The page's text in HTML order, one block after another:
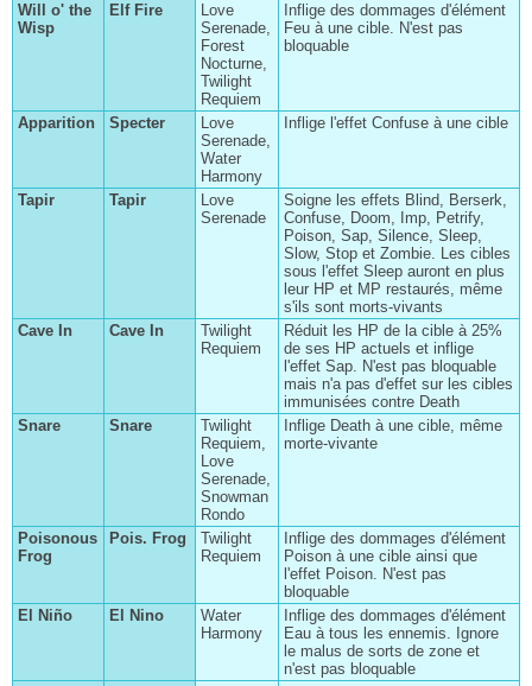
Will o' the
Wisp
Elf Fire
Love
Serenade,
Forest
Nocturne,
Twilight
Requiem
Inflige des dommages d'élément
Feu à une cible. N'est pas
bloquable
Apparition Specter
Love
Serenade,
Water
Harmony
Inflige l'effet Confuse à une cible
Tapir Tapir
Love
Serenade
Soigne les effets Blind, Berserk,
Confuse, Doom, Imp, Petrify,
Poison, Sap, Silence, Sleep,
Slow, Stop et Zombie. Les cibles
sous l'effet Sleep auront en plus
leur HP et MP restaurés, même
s'ils sont morts-vivants
Cave In
Cave In
Twilight
Requiem
Réduit les HP de la cible à 25%
de ses HP actuels et inflige
l'effet Sap. N'est pas bloquable
mais n'a pas d'effet sur les cibles
immunisées contre Death
Snare
Snare
Twilight
Requiem,
Love
Serenade,
Snowman
Rondo
Inflige Death à une cible, même
morte-vivante
Poisonous
Frog
Pois. Frog
Twilight
Requiem
Inflige des dommages d'élément
Poison à une cible ainsi que
l'effet Poison. N'est pas
bloquable
El Niño
El Nino
Water
Harmony
Inflige des dommages d'élément
Eau à tous les ennemis. Ignore
le malus de sorts de zone et
n'est pas bloquable
Chapitre I
Chapitre III